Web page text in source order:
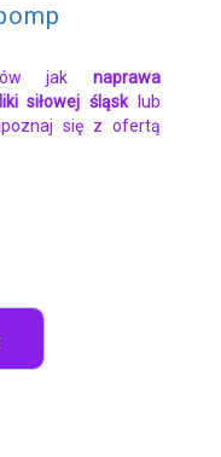
jak naprawa
siłowej śląsklub
się z ofertą